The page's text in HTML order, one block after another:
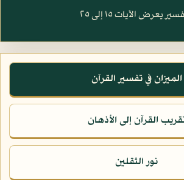
يعرض الآيات ١٥ إلى ٢٥
الميزان في تفسير القرآن
القرآن إلى الأذهان
نور الثقلين